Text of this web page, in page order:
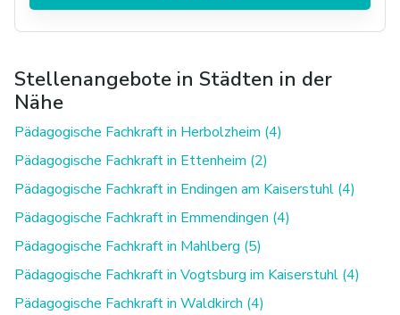
Stellenangebote in Städten in der
Nähe
Pädagogische Fachkraft in Herbolzheim (4)
Pädagogische Fachkraft in Ettenheim (2)
Pädagogische Fachkraft in Endingen am Kaiserstuhl (4)
Pädagogische Fachkraft in Emmendingen (4)
Pädagogische Fachkraft in Mahlberg (5)
Pädagogische Fachkraft in Vogtsburg im Kaiserstuhl (4)
Pädagogische Fachkraft in Waldkirch (4)